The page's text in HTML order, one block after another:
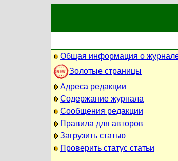
Общая информация о
Золотые страницы
Адреса редакции
Содержание журнала
Сообщения редакции
Правила для авторов
Загрузить статью
Проверить статус статьи